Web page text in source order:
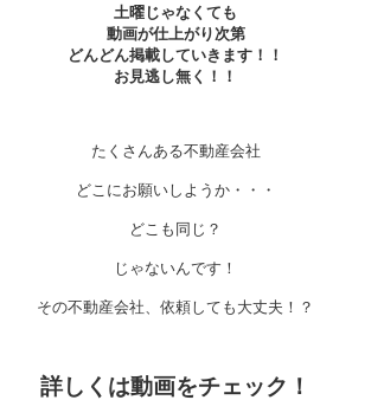
土曜じゃなくても
動画が仕上がり次第
どんどん掲載していきます！！
お見逃し無く！！
たくさんある不動産会社
どこにお願いしようか・・・
どこも同じ？
じゃないんです！
その不動産会社、依頼しても大丈夫！？
詳しくは動画をチェック！